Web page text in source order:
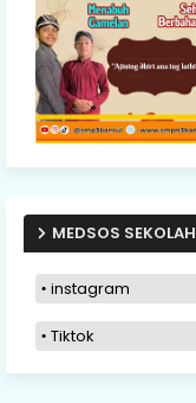
MEDSOS SEKOLAH
instagram
Tiktok